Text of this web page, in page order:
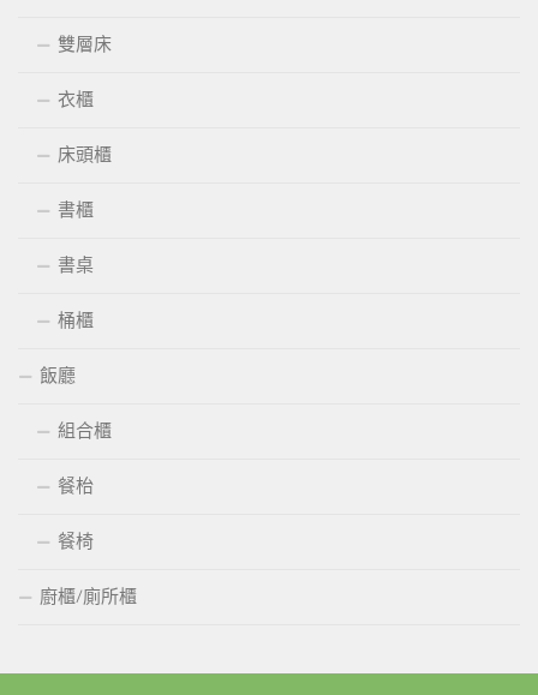
雙層床
衣櫃
床頭櫃
書櫃
書桌
桶櫃
飯廳
組合櫃
餐枱
餐椅
廚櫃/廁所櫃